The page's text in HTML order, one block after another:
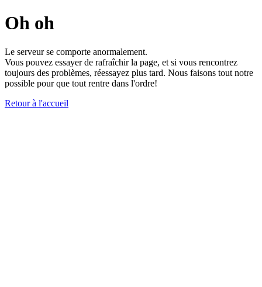
Oh oh
Le serveur se comporte anormalement.
Vous pouvez essayer de rafraîchir la page, et si vous rencontrez
toujours des problèmes, réessayez plus tard. Nous faisons tout notre
possible pour que tout rentre dans l'ordre!
Retour à l'accueil